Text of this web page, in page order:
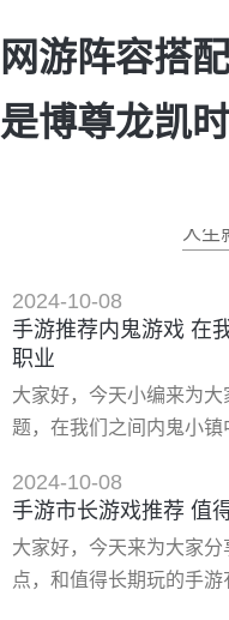
网游阵容搭
是博尊龙凯时
人生
2024-10-08
手游推荐内鬼游戏 在
职业
大家好，今天小编来为
题，在我们之间内鬼小
载 下载地址： 类型：安
版v1.0.0 大小：5.51m
（评分）：★★★★★ 游戏
2**版是以浪漫的修仙风
2024-10-08
手游市长游戏推荐 值
大家好，今天来为大家
点，和值得长期玩的手